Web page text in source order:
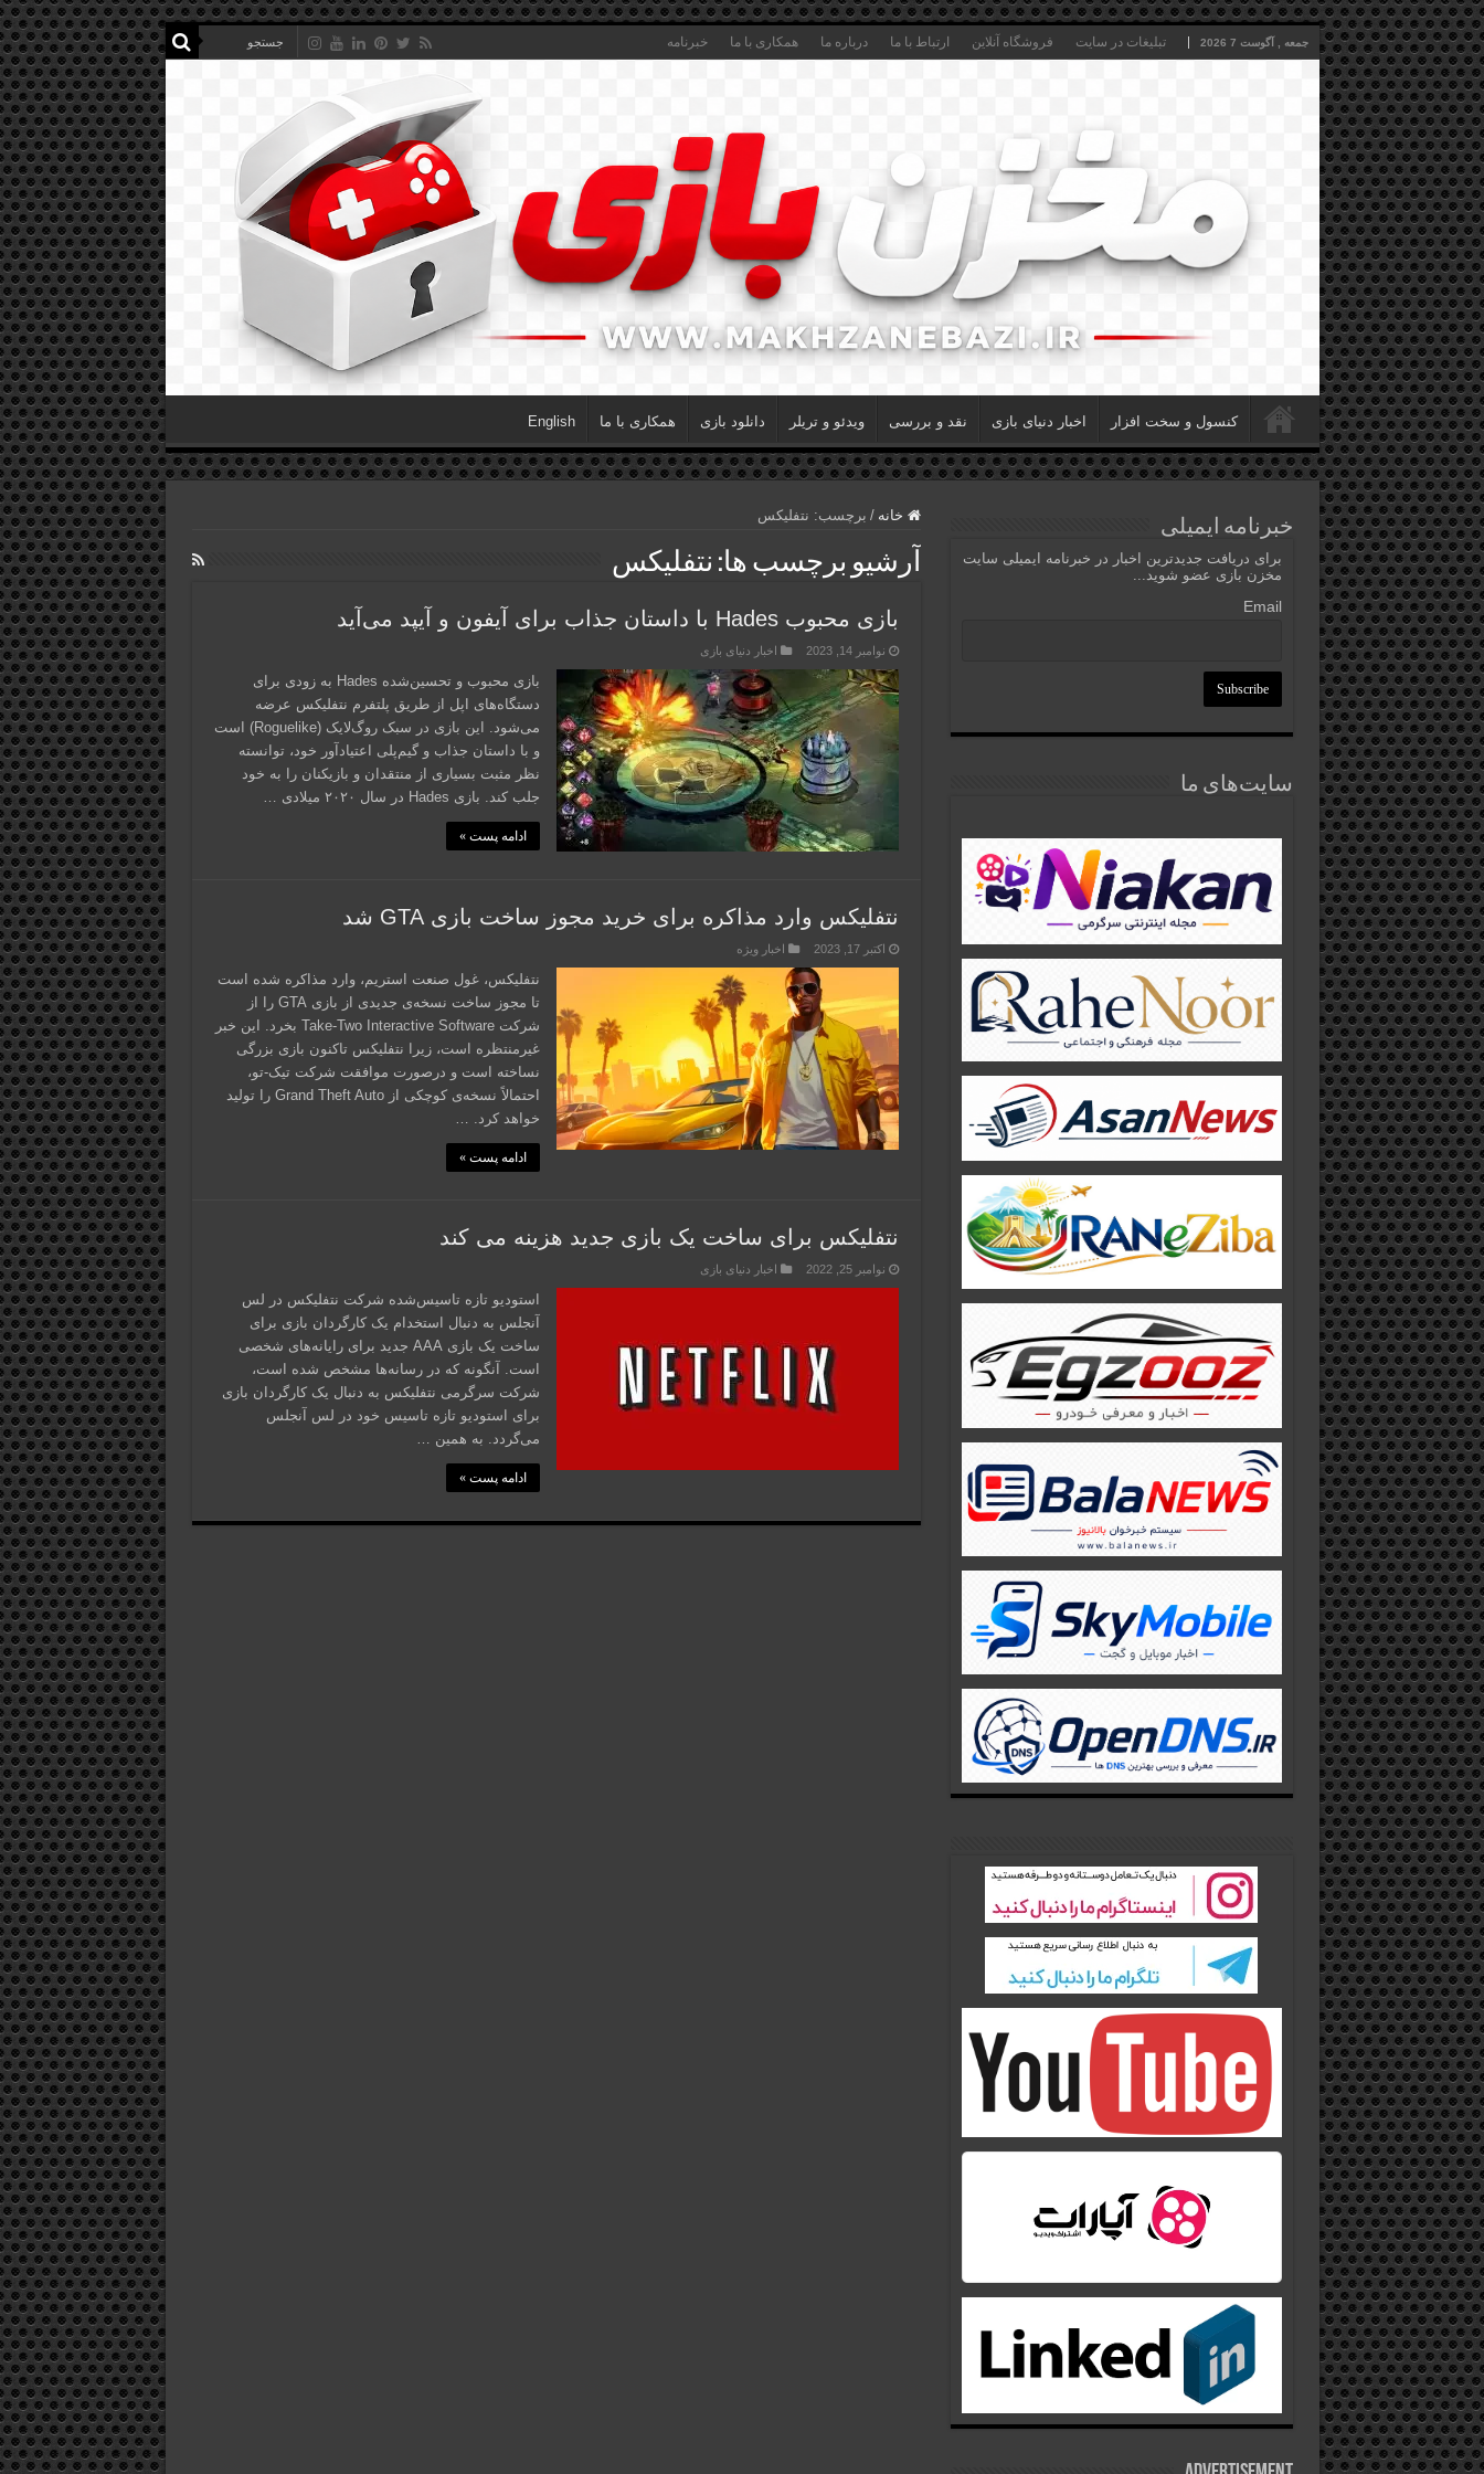
جمعه , آگوست 7 2026 تبلیغات در سایت فروشگاه آنلاین ارتباط با ما درباره ما همکاری با ما خبرنامه
کنسول و سخت افزار اخبار دنیای بازی نقد و بررسی ویدئو و تریلر دانلود بازی همکاری با ما English
خانه / برچسب: نتفلیکس
آرشیو برچسب ها: نتفلیکس
بازی محبوب Hades با داستان جذاب برای آیفون و آیپد می‌آید
نوامبر 14, 2023 اخبار دنیای بازی
بازی محبوب و تحسین‌شده Hades به زودی برای
دستگاه‌های اپل از طریق پلتفرم نتفلیکس عرضه
می‌شود. این بازی در سبک روگ‌لایک (Roguelike) است
و با داستان جذاب و گیم‌پلی اعتیادآور خود، توانسته
نظر مثبت بسیاری از منتقدان و بازیکنان را به خود
جلب کند. بازی Hades در سال ۲۰۲۰ میلادی …
ادامه پست »
نتفلیکس وارد مذاکره برای خرید مجوز ساخت بازی GTA شد
اکتبر 17, 2023 اخبار ویژه
نتفلیکس، غول صنعت استریم، وارد مذاکره شده است
تا مجوز ساخت نسخه‌ی جدیدی از بازی GTA را از
شرکت Take-Two Interactive Software بخرد. این خبر
غیرمنتظره است، زیرا نتفلیکس تاکنون بازی بزرگی
نساخته است و درصورت موافقت شرکت تیک-تو،
احتمالاً نسخه‌ی کوچکی از Grand Theft Auto را تولید
خواهد کرد. …
ادامه پست »
نتفلیکس برای ساخت یک بازی جدید هزینه می کند
نوامبر 25, 2022 اخبار دنیای بازی
استودیو تازه تاسیس‌شده شرکت نتفلیکس در لس
آنجلس به دنبال استخدام یک کارگردان بازی برای
ساخت یک بازی AAA جدید برای رایانه‌های شخصی
است. آنگونه که در رسانه‌ها مشخص شده است،
شرکت سرگرمی نتفلیکس به دنبال یک کارگردان بازی
برای استودیو تازه تاسیس خود در لس آنجلس
می‌گردد. به‌ همین …
ادامه پست »
خبرنامه ایمیلی
برای دریافت جدیدترین اخبار در خبرنامه ایمیلی سایت
مخزن بازی عضو شوید...
Email
سایت‌های ما